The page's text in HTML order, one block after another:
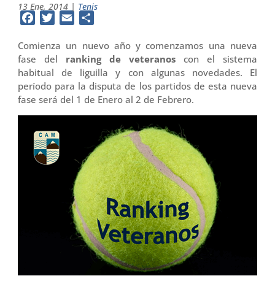
13 Ene, 2014 | Tenis
FacebookTwitterEmail
Comienza un nuevo año y comenzamos una nueva
fase del ranking de veteranos con el sistema
habitual de liguilla y con algunas novedades. El
período para la disputa de los partidos de esta nueva
fase será del 1 de Enero al 2 de Febrero.